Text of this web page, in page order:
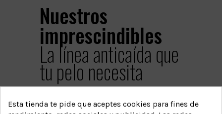
Nuestros
imprescindibles
La línea anticaída que
tu pelo necesita
Esta tienda te pide que aceptes cookies para fines de